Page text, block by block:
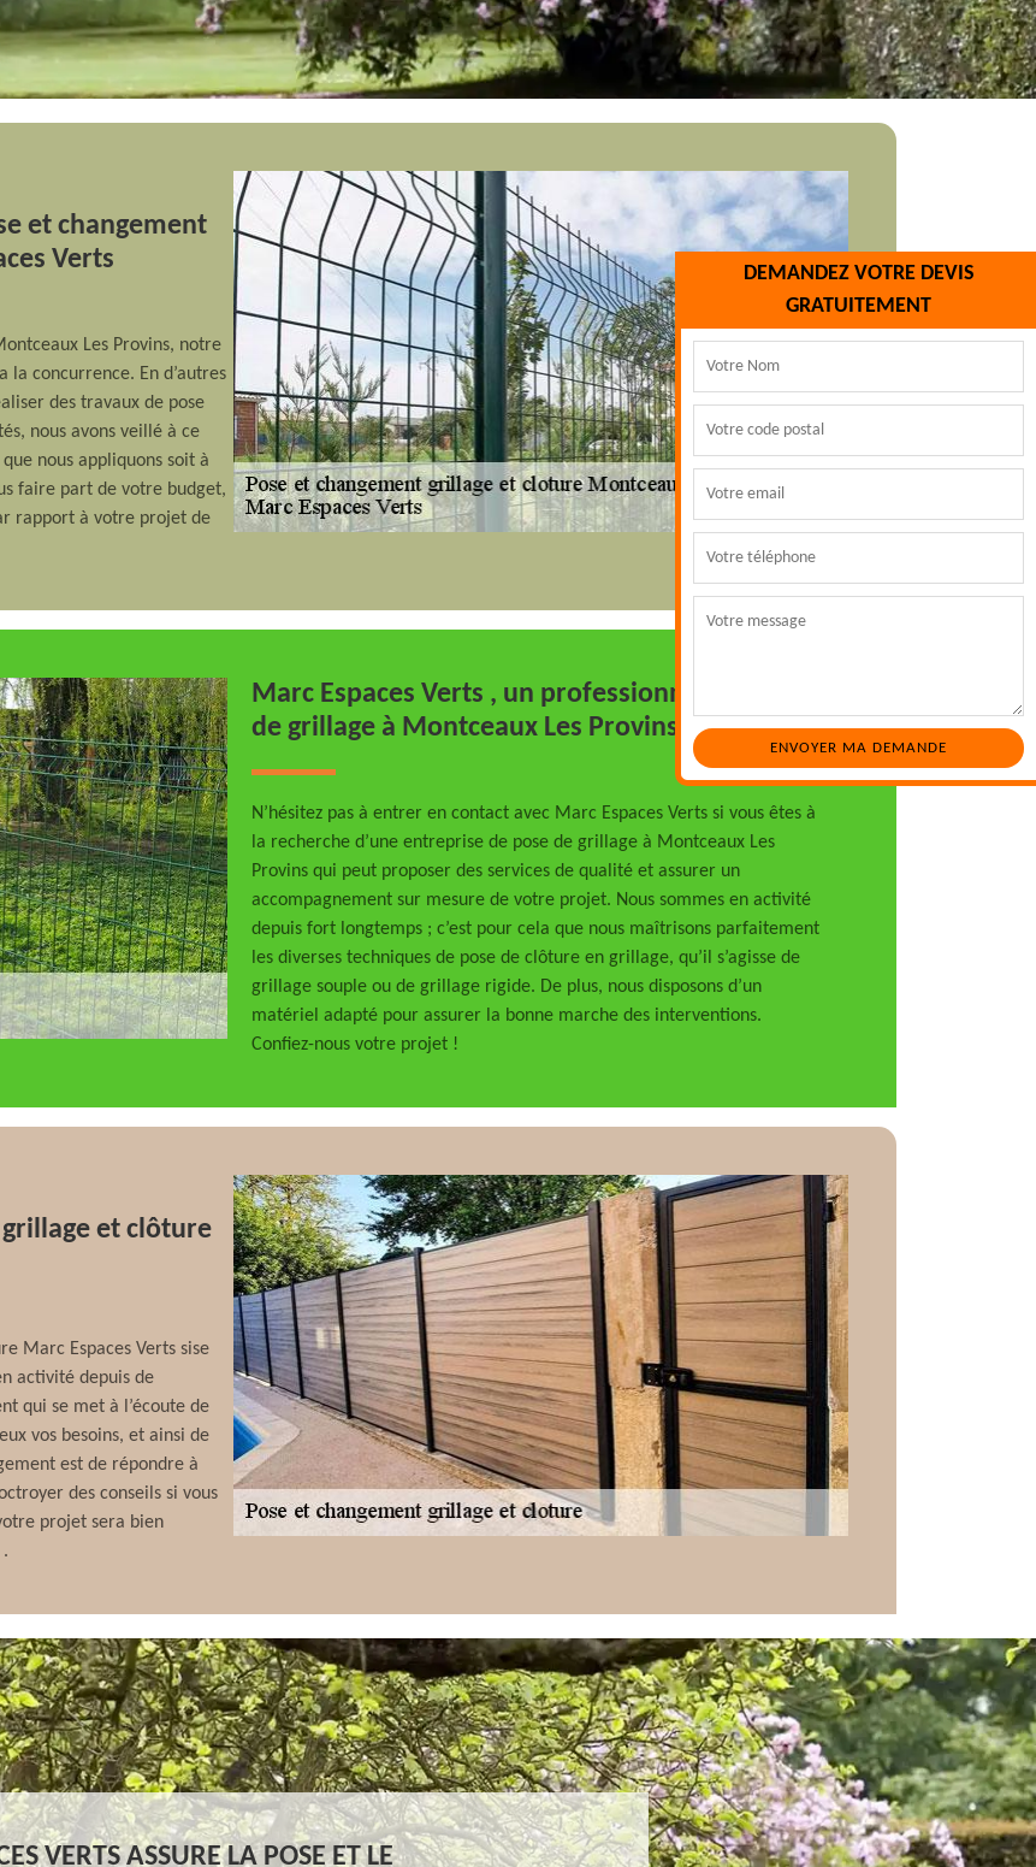
DEMANDEZ VOTRE DEVIS
GRATUITEMENT
et changement
Verts
Les Provins, notre
concurrence. En d’autres
des travaux de pose
nous avons veillé à ce
nous appliquons soit à
faire part de votre budget,
rapport à votre projet de
Marc Espaces Verts , un professionnel en pose
de grillage à Montceaux Les Provins
N’hésitez pas à entrer en contact avec Marc Espaces Verts si vous êtes à
la recherche d’une entreprise de pose de grillage à Montceaux Les
Provins qui peut proposer des services de qualité et assurer un
accompagnement sur mesure de votre projet. Nous sommes en activité
depuis fort longtemps ; c’est pour cela que nous maîtrisons parfaitement
les diverses techniques de pose de clôture en grillage, qu’il s’agisse de
grillage souple ou de grillage rigide. De plus, nous disposons d’un
matériel adapté pour assurer la bonne marche des interventions.
Confiez-nous votre projet !
et clôture
Marc Espaces Verts sise
activité depuis de
qui se met à l’écoute de
vos besoins, et ainsi de
est de répondre à
des conseils si vous
projet sera bien
VERTS ASSURE LA POSE ET LE